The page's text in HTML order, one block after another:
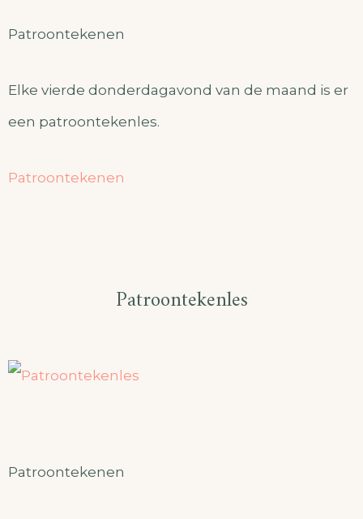
Patroontekenen
Elke vierde donderdagavond van de maand is er
een patroontekenles.
Patroontekenen
Patroontekenles
Patroontekenen